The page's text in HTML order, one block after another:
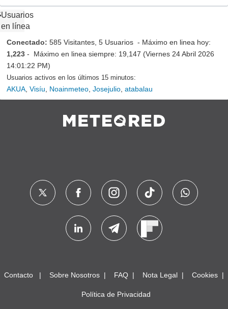
Usuarios
en línea
Conectado: 585 Visitantes, 5 Usuarios - Máximo en linea hoy:
1,223 - Máximo en linea siempre: 19,147 (Viernes 24 Abril 2026
14:01:22 PM)
Usuarios activos en los últimos 15 minutos:
AKUA Visíu Noainmeteo Josejulio atabalau
Contacto Sobre Nosotros FAQ Nota Legal Cookies
Política de Privacidad